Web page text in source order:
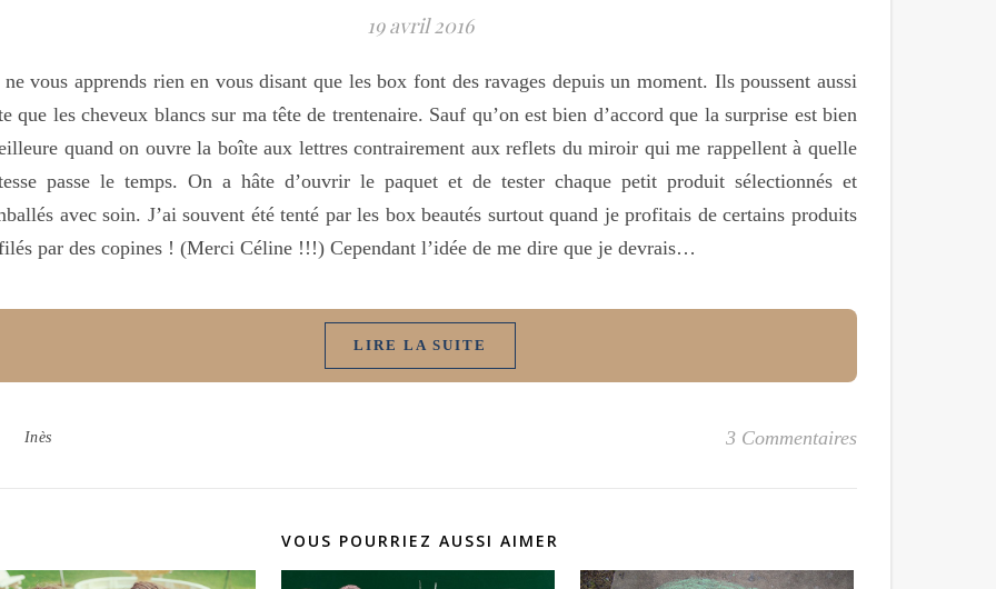
19 avril 2016
ne vous apprends rien en vous disant que les box font des ravages depuis un moment. Ils poussent aussi
que les cheveux blancs sur ma tête de trentenaire. Sauf qu’on est bien d’accord que la surprise est bien
quand on ouvre la boîte aux lettres contrairement aux reflets du miroir qui me rappellent à quelle
passe le temps. On a hâte d’ouvrir le paquet et de tester chaque petit produit sélectionnés et
avec soin. J’ai souvent été tenté par les box beautés surtout quand je profitais de certains produits
par des copines ! (Merci Céline !!!) Cependant l’idée de me dire que je devrais…
LIRE LA SUITE
Inès 3 Commentaires
VOUS POURRIEZ AUSSI AIMER